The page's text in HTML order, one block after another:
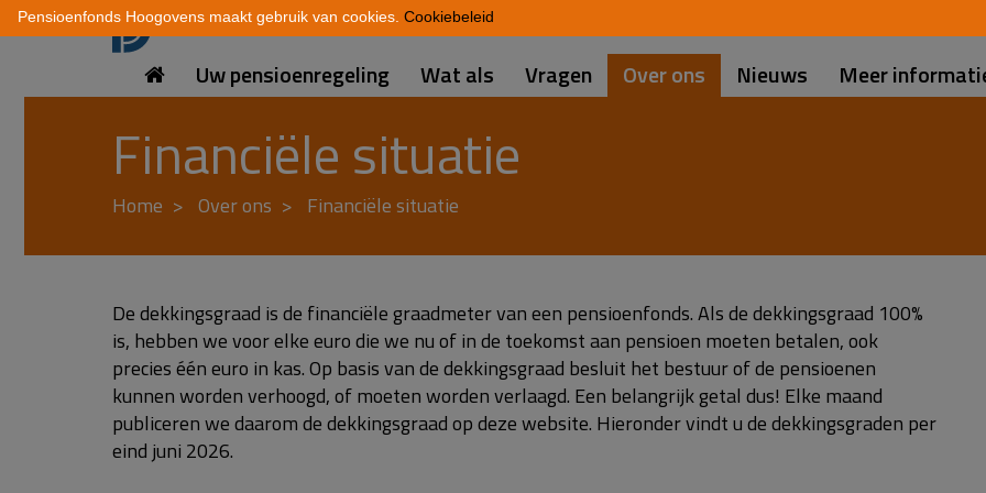
Uw pensioenregeling Wat als Vragen Over ons Nieuws Meer
Financiële situatie
Home Over ons Financiële situatie
De dekkingsgraad is de financiële graadmeter van een pensioenfonds. Als de dekkingsgraad 100%
is, hebben we voor elke euro die we nu of in de toekomst aan pensioen moeten betalen, ook
precies één euro in kas. Op basis van de dekkingsgraad besluit het bestuur of de pensioenen
kunnen worden verhoogd, of moeten worden verlaagd. Een belangrijk getal dus! Elke maand
publiceren we daarom de dekkingsgraad op deze website. Hieronder vindt u de dekkingsgraden per
eind juni 2026.
Pensioenfonds Hoogovens maakt gebruik van cookies. Cookiebeleid